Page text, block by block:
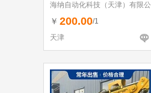
海纳自动化科技（天津）有限公
司
￥ 200.00/1
天津